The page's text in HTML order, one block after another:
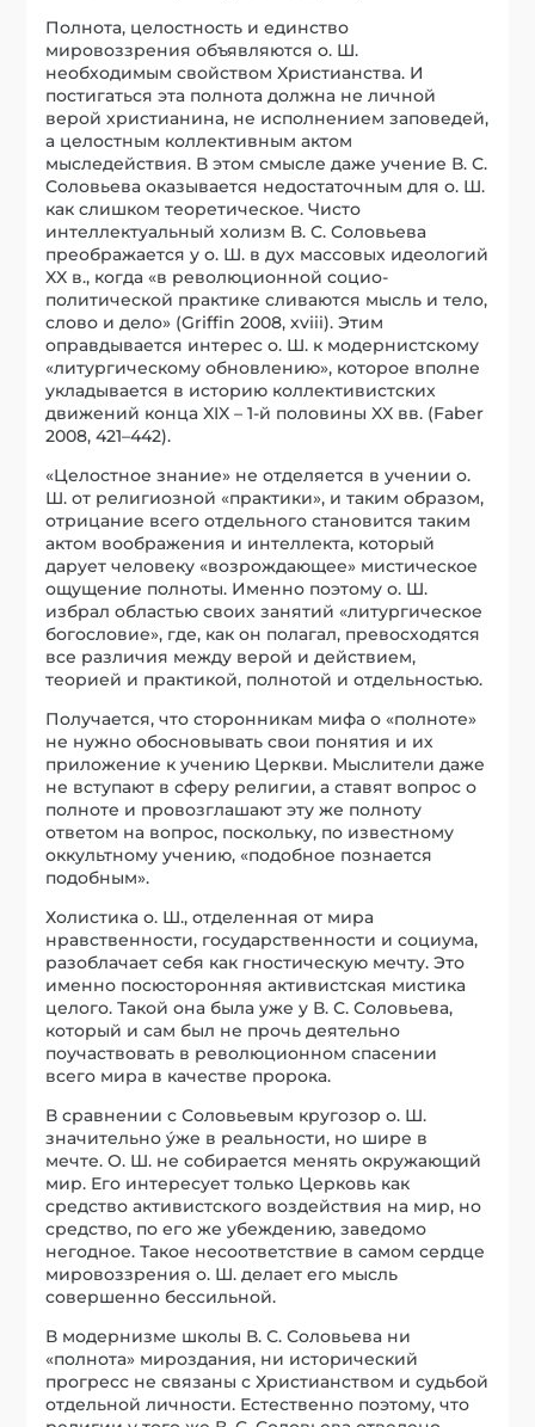
Полнота, целостность и единство
мировоззрения объявляются о. Ш.
необходимым свойством Христианства. И
постигаться эта полнота должна не личной
верой христианина, не исполнением заповедей,
а целостным коллективным актом
мыследействия. В этом смысле даже учение В. С.
Соловьева оказывается недостаточным для о. Ш.
как слишком теоретическое. Чисто
интеллектуальный холизм В. С. Соловьева
преображается у о. Ш. в дух массовых идеологий
XX в., когда «в революционной социо-
политической практике сливаются мысль и тело,
слово и дело» (Griffin 2008, xviii). Этим
оправдывается интерес о. Ш. к модернистскому
«литургическому обновлению», которое вполне
укладывается в историю коллективистских
движений конца XIX – 1-й половины XX вв. (Faber
2008, 421–442).
«Целостное знание» не отделяется в учении о.
Ш. от религиозной «практики», и таким образом,
отрицание всего отдельного становится таким
актом воображения и интеллекта, который
дарует человеку «возрождающее» мистическое
ощущение полноты. Именно поэтому о. Ш.
избрал областью своих занятий «литургическое
богословие», где, как он полагал, превосходятся
все различия между верой и действием,
теорией и практикой, полнотой и отдельностью.
Получается, что сторонникам мифа о «полноте»
не нужно обосновывать свои понятия и их
приложение к учению Церкви. Мыслители даже
не вступают в сферу религии, а ставят вопрос о
полноте и провозглашают эту же полноту
ответом на вопрос, поскольку, по известному
оккультному учению, «подобное познается
подобным».
Холистика о. Ш., отделенная от мира
нравственности, государственности и социума,
разоблачает себя как гностическую мечту. Это
именно посюсторонняя активистская мистика
целого. Такой она была уже у В. С. Соловьева,
который и сам был не прочь деятельно
поучаствовать в революционном спасении
всего мира в качестве пророка.
В сравнении с Соловьевым кругозор о. Ш.
значительно ýже в реальности, но шире в
мечте. О. Ш. не собирается менять окружающий
мир. Его интересует только Церковь как
средство активистского воздействия на мир, но
средство, по его же убеждению, заведомо
негодное. Такое несоответствие в самом сердце
мировоззрения о. Ш. делает его мысль
совершенно бессильной.
В модернизме школы В. С. Соловьева ни
«полнота» мироздания, ни исторический
прогресс не связаны с Христианством и судьбой
отдельной личности. Естественно поэтому, что